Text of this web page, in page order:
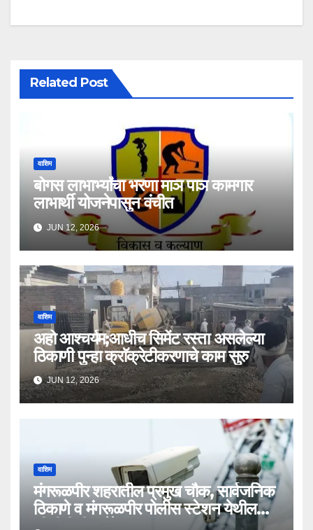
Related Post
वाशिम
बोगस लाभार्भ्यांचा भरणा माञ पाञ कामगार
लाभार्थी योजनेपासुन वंचीत
JUN 12, 2026
वाशिम
अहो आश्चर्यम;आधीच सिमेंट रस्ता असलेल्या
ठिकाणी पुन्हा क्राॅक्रेटीकरणाचे काम सुरु
JUN 12, 2026
वाशिम
मंगरूळपीर शहरातील प्रमुख चौक, सार्वजनिक
ठिकाणे व मंगरूळपीर पोलीस स्टेशन येथील